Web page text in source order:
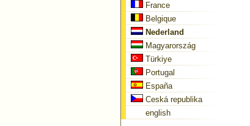
France
Belgique
Nederland
Magyarország
Türkiye
Portugal
España
Ceská republika
english